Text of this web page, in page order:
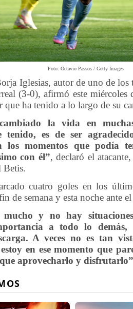
Foto: Octavio Passos / Getty Images
Iglesias, autor de uno de los
(3-0), afirmó este miércoles
que ha tenido a lo largo de su
la vida en
tenido, es de ser
los momentos que podía
con él”, declaró el
Betis.
cuatro goles en los
de semana y esta noche ante
mucho y no hay
a todo lo
A veces no es tan
en ese momento que
aprovecharlo y